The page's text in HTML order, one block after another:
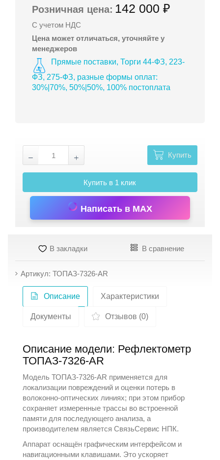
Розничная цена: 142 000 ₽
С учетом НДС
Цена может отличаться, уточняйте у
менеджеров
Прямые поставки, Торги 44-ФЗ, 223-
ФЗ, 275-ФЗ, разные формы оплат:
30%|70%, 50%|50%, 100% постоплата
Купить
Купить в 1 клик
Написать в MAX
В закладки В сравнение
Артикул: ТОПАЗ-7326-AR
Описание Характеристики
Документы Отзывов (0)
Описание модели: Рефлектометр
ТОПАЗ-7326-AR
Модель ТОПАЗ-7326-AR применяется для
локализации повреждений и оценки потерь в
волоконно-оптических линиях; при этом прибор
сохраняет измеренные трассы во встроенной
памяти для последующего анализа, а
производителем являетсяСвязьСервис НПК.
Аппарат оснащён графическим интерфейсом и
навигационными клавишами. Это ускоряет